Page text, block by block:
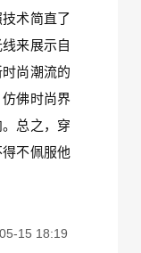
术简直了
来展示自
尚潮流的
佛时尚界
总之，穿
不佩服他
15 18:19